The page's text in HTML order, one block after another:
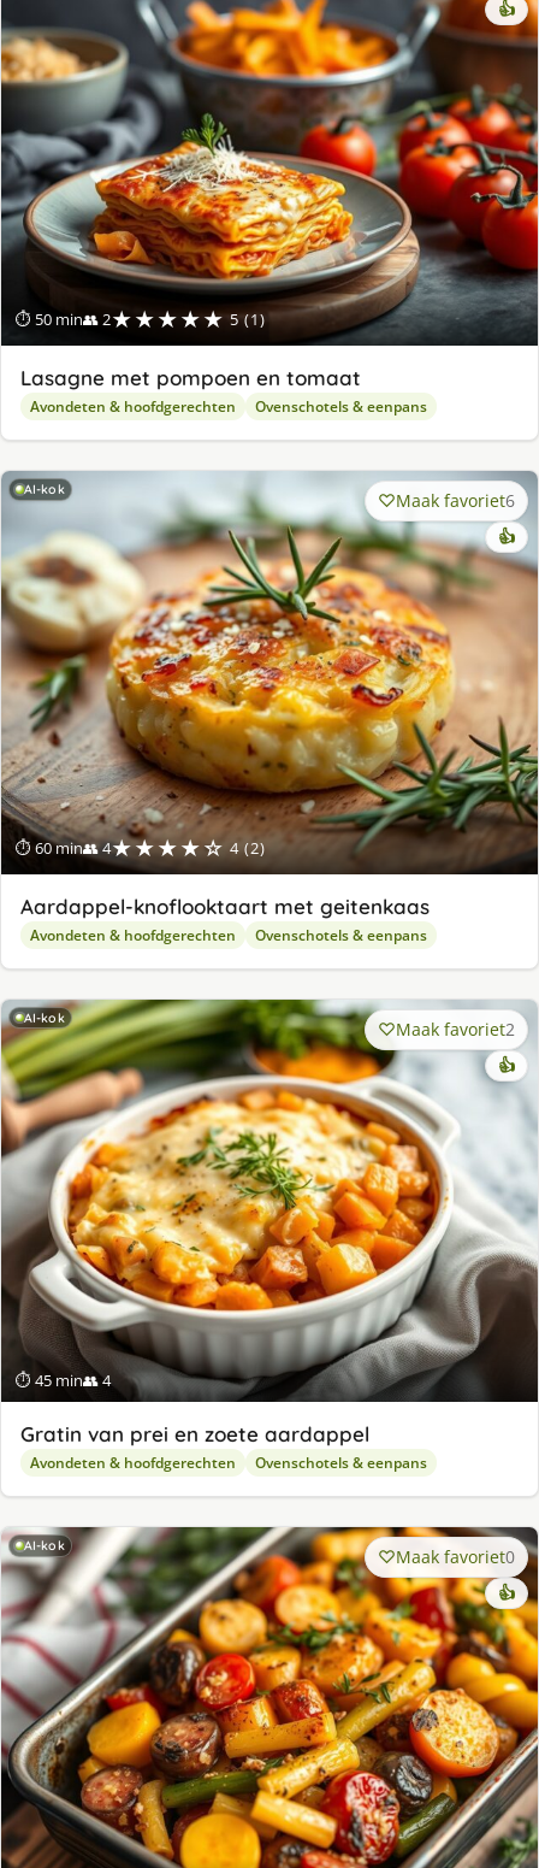
⏱ 50 min👥 2★★★★★ 5 (1)
👍
Lasagne met pompoen en tomaat
Avondeten & hoofdgerechten Ovenschotels & eenpans
AI-kok
⏱ 60 min👥 4★★★★☆ 4 (2)
Maak favoriet6
👍
Aardappel-knoflooktaart met geitenkaas
Avondeten & hoofdgerechten Ovenschotels & eenpans
AI-kok
⏱ 45 min👥 4
Maak favoriet2
👍
Gratin van prei en zoete aardappel
Avondeten & hoofdgerechten Ovenschotels & eenpans
AI-kok Maak favoriet0
👍